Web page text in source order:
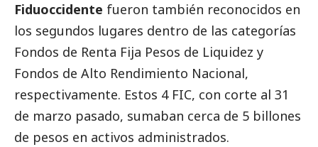
Fiduoccidente fueron también reconocidos en
los segundos lugares dentro de las categorías
Fondos de Renta Fija Pesos de Liquidez y
Fondos de Alto Rendimiento Nacional,
respectivamente. Estos 4 FIC, con corte al 31
de marzo pasado, sumaban cerca de 5 billones
de pesos en activos administrados.